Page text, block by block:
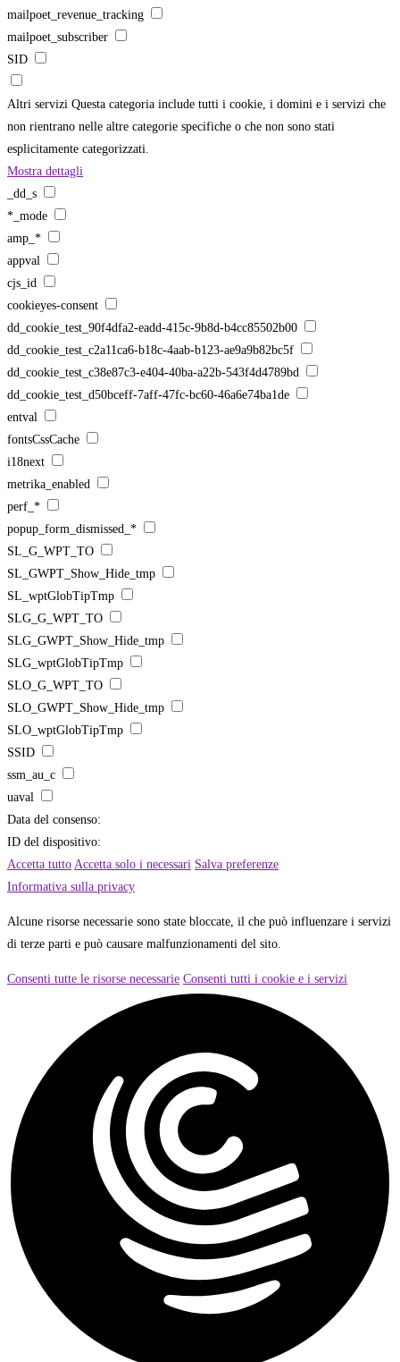
mailpoet_revenue_tracking
mailpoet_subscriber
SID
Altri servizi Questa categoria include tutti i cookie, i domini e i servizi che
non rientrano nelle altre categorie specifiche o che non sono stati
esplicitamente categorizzati.
Mostra dettagli
_dd_s
*_mode
amp_*
appval
cjs_id
cookieyes-consent
dd_cookie_test_90f4dfa2-eadd-415c-9b8d-b4cc85502b00
dd_cookie_test_c2a11ca6-b18c-4aab-b123-ae9a9b82bc5f
dd_cookie_test_c38e87c3-e404-40ba-a22b-543f4d4789bd
dd_cookie_test_d50bceff-7aff-47fc-bc60-46a6e74ba1de
entval
fontsCssCache
i18next
metrika_enabled
perf_*
popup_form_dismissed_*
SL_G_WPT_TO
SL_GWPT_Show_Hide_tmp
SL_wptGlobTipTmp
SLG_G_WPT_TO
SLG_GWPT_Show_Hide_tmp
SLG_wptGlobTipTmp
SLO_G_WPT_TO
SLO_GWPT_Show_Hide_tmp
SLO_wptGlobTipTmp
SSID
ssm_au_c
uaval
Data del consenso:
ID del dispositivo:
Accetta tutto Accetta solo i necessari Salva preferenze
Informativa sulla privacy
Alcune risorse necessarie sono state bloccate, il che può influenzare i servizi
di terze parti e può causare malfunzionamenti del sito.
Consenti tutte le risorse necessarie Consenti tutti i cookie e i servizi